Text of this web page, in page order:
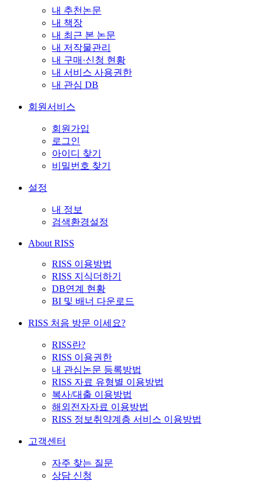
내 추천논문
내 책장
내 최근 본 논문
내 저작물관리
내 구매·신청 현황
내 서비스 사용권한
내 관심 DB
회원서비스
회원가입
로그인
아이디 찾기
비밀번호 찾기
설정
내 정보
검색환경설정
About RISS
RISS 이용방법
RISS 지식더하기
DB연계 현황
BI 및 배너 다운로드
RISS 처음 방문 이세요?
RISS란?
RISS 이용권한
내 관심논문 등록방법
RISS 자료 유형별 이용방법
복사/대출 이용방법
해외전자자료 이용방법
RISS 정보취약계층 서비스 이용방법
고객센터
자주 찾는 질문
상담 신청